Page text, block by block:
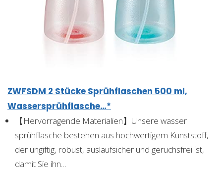
ZWFSDM 2 Stücke Sprühflaschen 500 ml,
Wassersprühflasche…*
【Hervorragende Materialien】Unsere wasser
sprühflasche bestehen aus hochwertigem Kunststoff,
der ungiftig, robust, auslaufsicher und geruchsfrei ist,
damit Sie ihn…